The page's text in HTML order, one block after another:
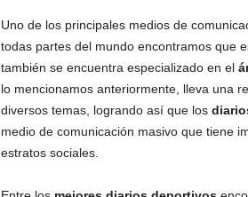
Uno de los principales medios de
todas partes del mundo encontramos que
también se encuentra especializado en el
lo mencionamos anteriormente, lleva una
diversos temas, logrando así que los
medio de comunicación masivo que tiene
estratos sociales.